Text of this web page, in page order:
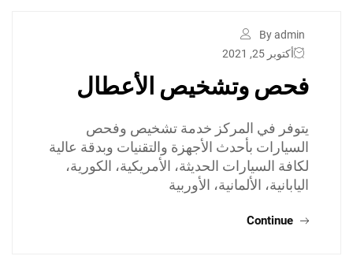
By admin
أكتوبر 25, 2021
فحص وتشخيص الأعطال
يتوفر في المركز خدمة تشخيص وفحص
السيارات بأحدث الأجهزة والتقنيات وبدقة عالية
لكافة السيارات الحديثة، الأمريكية، الكورية،
اليابانية، الألمانية، الأوربية
Continue